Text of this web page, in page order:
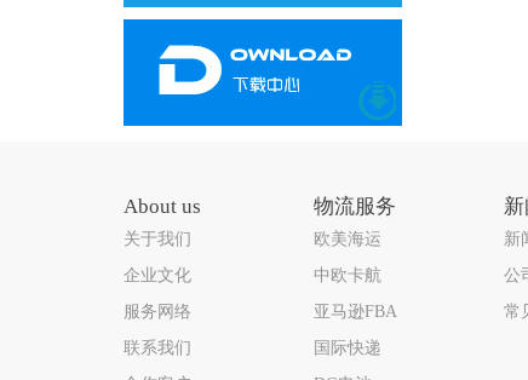
About us
关于我们
企业文化
服务网络
联系我们
物流服务
欧美海运
中欧卡航
亚马逊FBA
国际快递
新
公
常